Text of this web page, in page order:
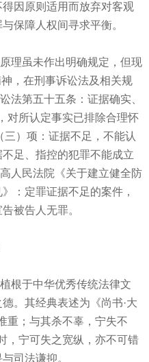
因原则适用而放弃对客观
保障人权间寻求平衡。
虽未作出明确规定，但现
，在刑事诉讼法及相关规
法第五十五条：证据确实、
对所认定事实已排除合理怀
三）项：证据不足，不能认
足、指控的犯罪不能成立
人民法院《关于建立健全防
：定罪证据不足的案件，
被告人无罪。
于中华优秀传统法律文
。其经典表述为《尚书·大
重；与其杀不辜，宁失不
，宁可失之宽纵，亦不可错
司法谦抑。